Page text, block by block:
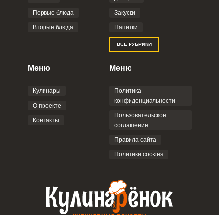
Фото до 4 шт, до 5 mb
Отправляя эту форму, вы соглашаетесь с
Политикой
Пользовательским
соглашением
Первые блюда
Вторые блюда
Закуски
Напитки
ВСЕ РУБРИКИ
Меню
Кулинары
О проекте
Контакты
Меню
Политика
конфиденциальности
Пользовательское
соглашение
Правила сайта
Политики cookies